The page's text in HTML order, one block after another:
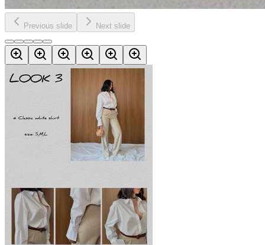
Previous slide Next slide